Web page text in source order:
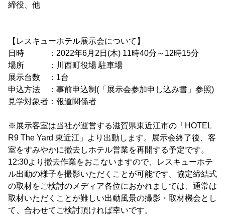
締役、他
【レスキューホテル展示会について】
日時 ：2022年6月2日(木) 11時40分～12時15分
場所 ：川西町役場 駐車場
展示台数 ：1台
申込方法 ：事前申込制(「展示会参加申し込み書」参照)
見学対象者：報道関係者
※展示客室は当社が運営する滋賀県東近江市の「HOTEL
R9 The Yard 東近江」より出動します。展示会終了後、客
室をすみやかに撤去しホテル営業を再開する予定です。
12:30より撤去作業をおこないますので、レスキューホテ
ル出動の様子を撮影いただくことが可能です。協定締結式
の取材をご検討のメディア各位におかれましては、通常は
取材いただくことが難しい出動風景の撮影・取材機会とし
て、合わせてご検討頂ければ幸いです。